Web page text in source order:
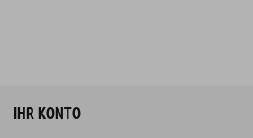
IHR KONTO